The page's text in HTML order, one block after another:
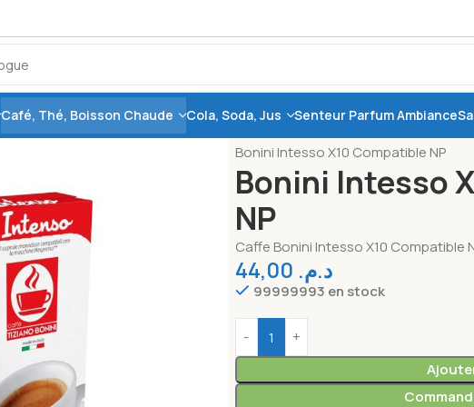
Café, Thé, Boisson Chaude Cola, Soda, Jus Senteur Parfum Ambiance
Bonini Intesso X10 Compatible NP
Bonini Intesso
NP
Caffe Bonini Intesso X10 Compatible
د.م.
99999993 en stock